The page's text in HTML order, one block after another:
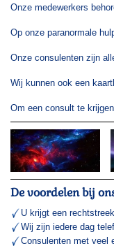
Onze medewerkers
Op onze paranormale
Onze consulenten zijn
Wij kunnen ook een
Om een consult te
De voordelen bij
U krijgt een
Wij zijn iedere dag
Consulenten met veel